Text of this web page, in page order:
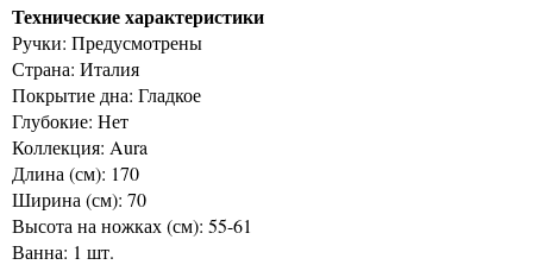
Технические характеристики
Ручки: Предусмотрены
Страна: Италия
Покрытие дна: Гладкое
Глубокие: Нет
Коллекция: Aura
Длина (см): 170
Ширина (см): 70
Высота на ножках (см): 55-61
Ванна: 1 шт.